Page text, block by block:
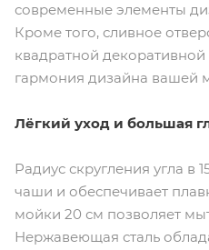
современные элементы
Кроме того, сливное
квадратной
гармония дизайна вашей
Лёгкий уход и большая
Радиус скругления угла в
чаши и обеспечивает
мойки 20 см позволяет
Нержавеющая сталь